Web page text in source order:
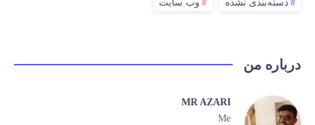
دسته‌بندی نشده وب سایت
درباره من
MR AZARI
Me